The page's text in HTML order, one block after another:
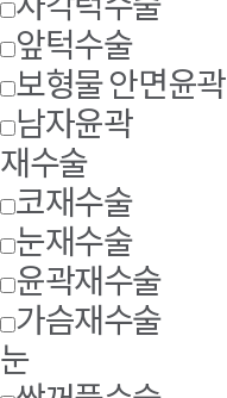
앞턱수술
보형물 안면윤곽
남자윤곽
재수술
코재수술
눈재수술
윤곽재수술
가슴재수술
눈